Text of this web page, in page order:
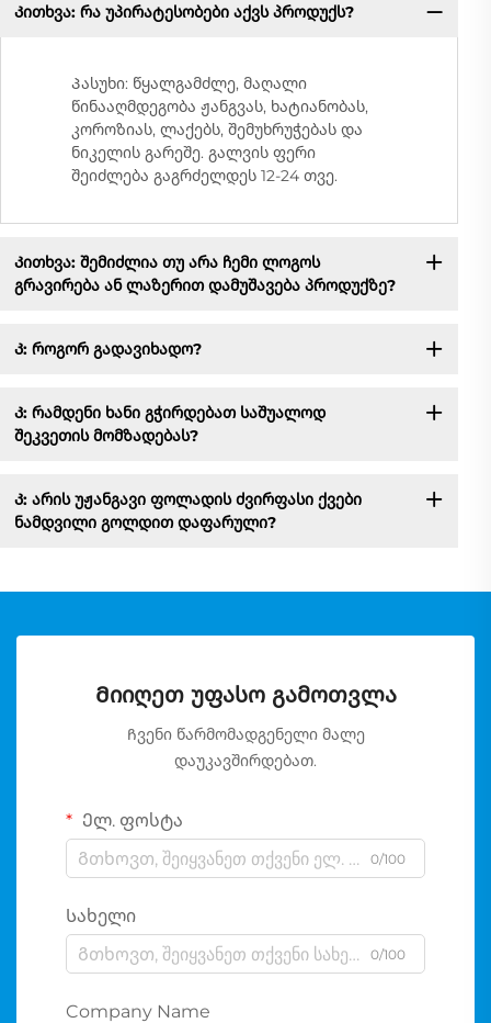
Კითხვა: რა უპირატესობები აქვს პროდუქს?
Პასუხი: წყალგამძლე, მაღალი
წინააღმდეგობა ჟანგვას, ხატიანობას,
კოროზიას, ლაქებს, შემუხრუჭებას და
ნიკელის გარეშე. გალვის ფერი
შეიძლება გაგრძელდეს 12-24 თვე.
Კითხვა: შემიძლია თუ არა ჩემი ლოგოს
გრავირება ან ლაზერით დამუშავება პროდუქზე?
Კ: როგორ გადავიხადო?
Კ: რამდენი ხანი გჭირდებათ საშუალოდ
შეკვეთის მომზადებას?
Კ: არის უჟანგავი ფოლადის ძვირფასი ქვები
ნამდვილი გოლდით დაფარული?
Მიიღეთ უფასო გამოთვლა
Ჩვენი წარმომადგენელი მალე
დაუკავშირდებათ.
Ელ. ფოსტა
0/100
Სახელი
0/100
Company Name